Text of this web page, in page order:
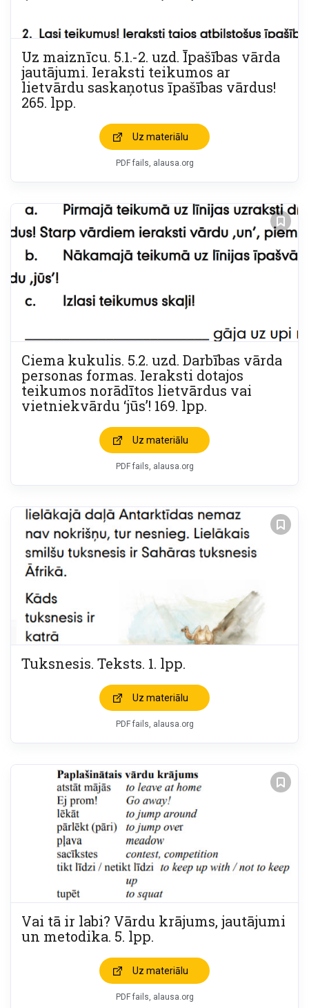
Uz maiznīcu. 5.1.-2. uzd. Īpašības vārda
jautājumi. Ieraksti teikumos ar
lietvārdu saskaņotus īpašības vārdus!
265. lpp.
Uz materiālu
PDF fails, alausa.org
Ciema kukulis. 5.2. uzd. Darbības vārda
personas formas. Ieraksti dotajos
teikumos norādītos lietvārdus vai
vietniekvārdu ‘jūs’! 169. lpp.
Uz materiālu
PDF fails, alausa.org
Tuksnesis. Teksts. 1. lpp.
Uz materiālu
PDF fails, alausa.org
Vai tā ir labi? Vārdu krājums, jautājumi
un metodika. 5. lpp.
Uz materiālu
PDF fails, alausa.org